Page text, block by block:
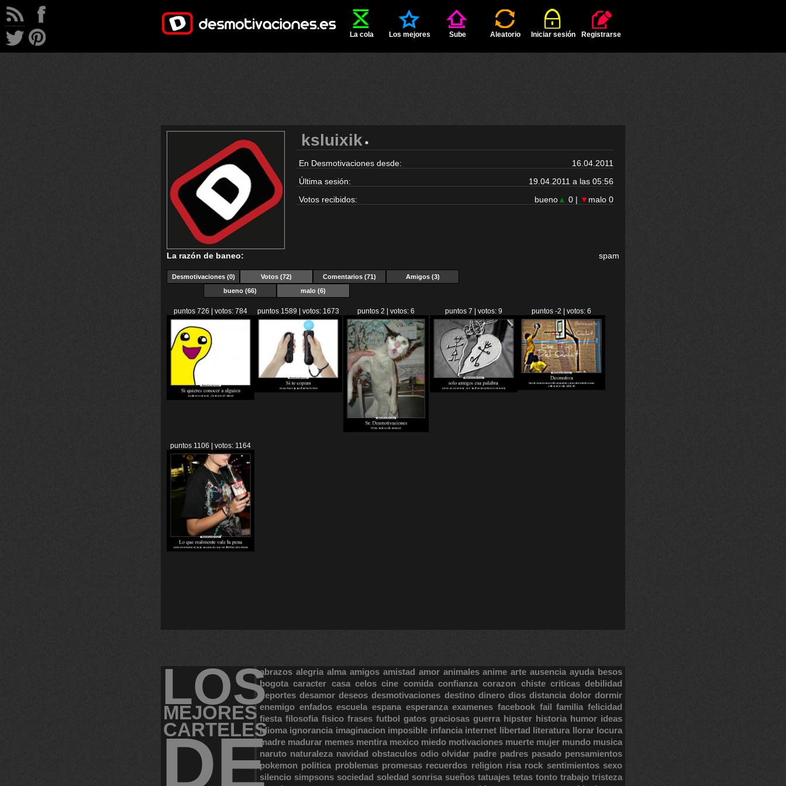
La cola Los mejores Sube Aleatorio Iniciar sesión Registrarse
ksluixik
En Desmotivaciones desde:
16.04.2011
Última sesión:
19.04.2011 a las 05:56
Votos recibidos:
bueno▲ 0 | ▼ malo 0
La razón de baneo: spam
Desmotivaciones (0) Votos (72) Comentarios (71)
Amigos (3)
bueno (66)
malo(6)
puntos 726 | votos: 784 puntos 1589 | votos: 1673 puntos 2 | votos: 6 puntos 7 | votos: 9 puntos -2 | votos: 6
puntos 1106 | votos: 1164
LOS
MEJORES
CARTELES
DE
abrazos alegria alma amigos amistad amor animales anime arte ausencia ayuda besos
bogota caracter casa celos cine comida confianza corazon chiste criticas debilidad
deportes desamor deseos desmotivaciones destino dinero dios distancia dolor dormir
enemigo enfados escuela espana esperanza examenes facebook fail familia felicidad
fiesta filosofia fisico frases futbol gatos graciosas guerra hipster historia humor ideas
idioma ignorancia imaginacion imposible infancia internet libertad literatura llorar locura
madre madurar memes mentira mexico miedo motivaciones muerte mujer mundo musica
naruto naturaleza navidad obstaculos odio olvidar padre padres pasado pensamientos
pokemon politica problemas promesas recuerdos religion risa rock sentimientos sexo
silencio simpsons sociedad soledad sonrisa sueños tatuajes tetas tonto trabajo tristeza